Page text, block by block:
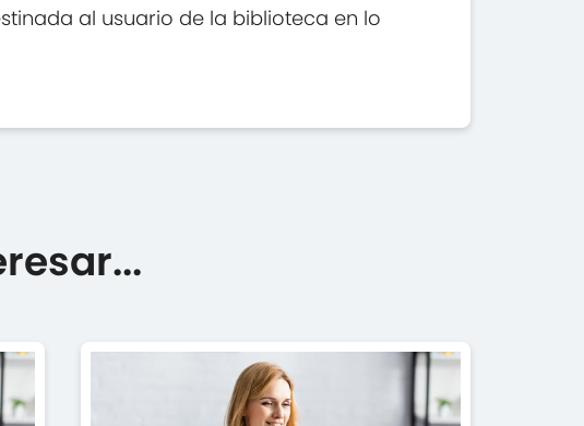
al usuario de la biblioteca en lo